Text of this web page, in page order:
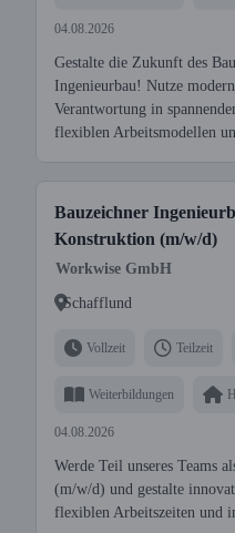
04.08.2026
Gestalte die Zukunft des
Ingenieurbau! Nutze
Verantwortung in
flexiblen Arbeitsmodellen
Bauzeichner
Konstruktion (m/w/d)
Workwise GmbH
Schafflund
Vollzeit Teilzeit
Weiterbildungen
04.08.2026
Werde Teil unseres Teams
(m/w/d) und gestalte
flexiblen Arbeitszeiten und